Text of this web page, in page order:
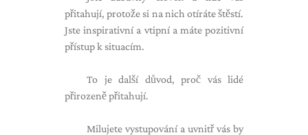
přitahují, protože si na nich otíráte štěstí.
Jste inspirativní a vtipní a máte pozitivní
přístup k situacím.
To je další důvod, proč vás lidé
přirozeně přitahují.
Milujete vystupování a uvnitř vás by